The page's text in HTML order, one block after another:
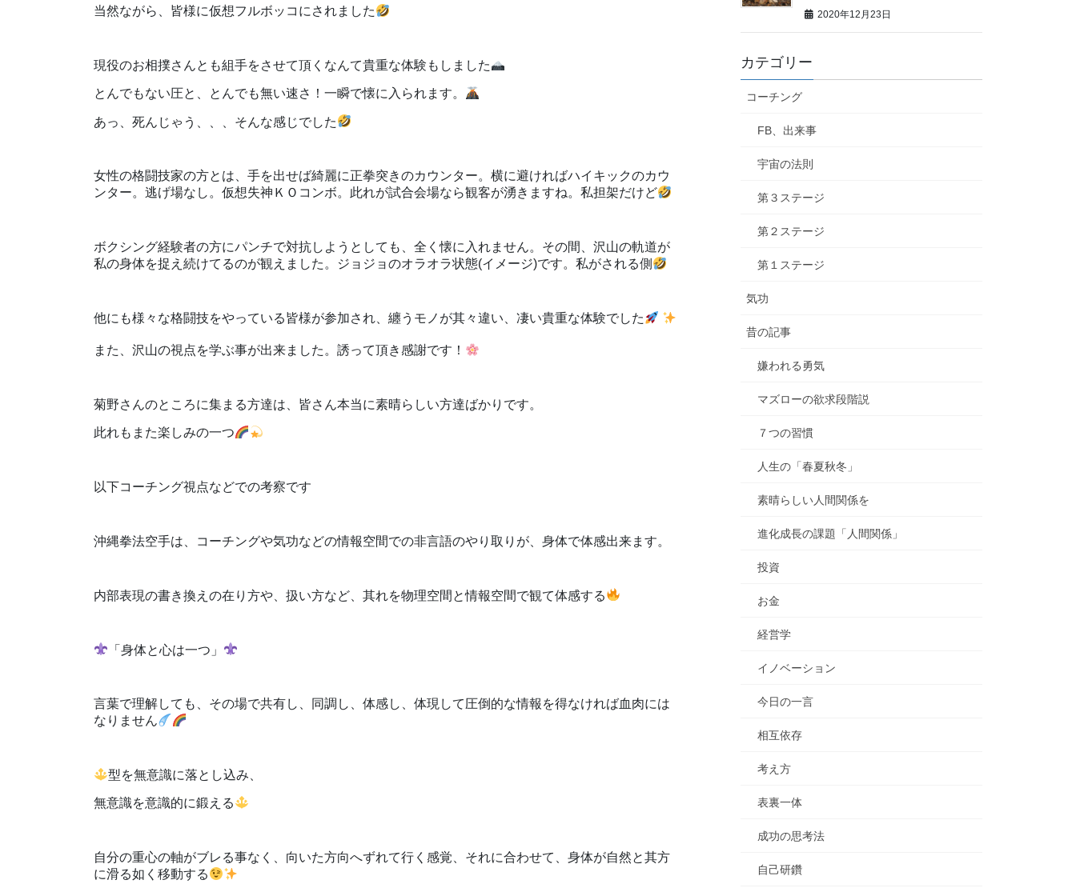
当然ながら、皆様に仮想フルボッコにされました
現役のお相撲さんとも組手をさせて頂くなんて貴重な体験もしました
とんでもない圧と、とんでも無い速さ！一瞬で懐に入られます。
あっ、死んじゃう、、、そんな感じでした
女性の格闘技家の方とは、手を出せば綺麗に正拳突きのカウンター。横に避ければハイキックのカウ
ンター。逃げ場なし。仮想失神ＫＯコンボ。此れが試合会場なら観客が湧きますね。私担架だけど
ボクシング経験者の方にパンチで対抗しようとしても、全く懐に入れません。その間、沢山の軌道が
私の身体を捉え続けてるのが観えました。ジョジョのオラオラ状態(イメージ)です。私がされる側
他にも様々な格闘技をやっている皆様が参加され、纏うモノが其々違い、凄い貴重な体験でした
また、沢山の視点を学ぶ事が出来ました。誘って頂き感謝です！
菊野さんのところに集まる方達は、皆さん本当に素晴らしい方達ばかりです。
此れもまた楽しみの一つ
以下コーチング視点などでの考察です
沖縄拳法空手は、コーチングや気功などの情報空間での非言語のやり取りが、身体で体感出来ます。
内部表現の書き換えの在り方や、扱い方など、其れを物理空間と情報空間で観て体感する
「身体と心は一つ」
言葉で理解しても、その場で共有し、同調し、体感し、体現して圧倒的な情報を得なければ血肉には
なりません
型を無意識に落とし込み、
無意識を意識的に鍛える
自分の重心の軸がブレる事なく、向いた方向へずれて行く感覚、それに合わせて、身体が自然と其方
に滑る如く移動する
2020年12月23日
カテゴリー
コーチング
FB、出来事
宇宙の法則
第３ステージ
第２ステージ
第１ステージ
気功
昔の記事
嫌われる勇気
マズローの欲求段階説
７つの習慣
人生の「春夏秋冬」
素晴らしい人間関係を
進化成長の課題「人間関係」
投資
お金
経営学
イノベーション
今日の一言
相互依存
考え方
表裏一体
成功の思考法
自己研鑽